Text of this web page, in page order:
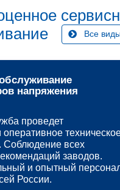
Все
напряжения
проведет
Соблюдение всех
заводов.
и опытный
России.